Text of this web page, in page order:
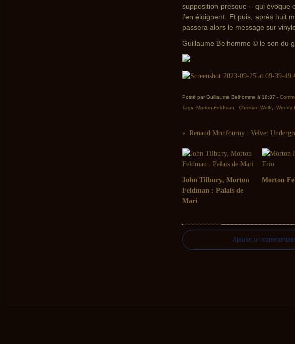
supposition presque – qui évoque
l’en éloignent. Et puis, après huit
passera alors le message sur
Guillaume Belhomme © le son du
Posté par Guillaume Belhomme à 18:37 -
Tags: Morton Feldman Christian Wolff Wendy
John Tilbury, Morton
Feldman : Palais de
Mari
Morton
Ajouter un